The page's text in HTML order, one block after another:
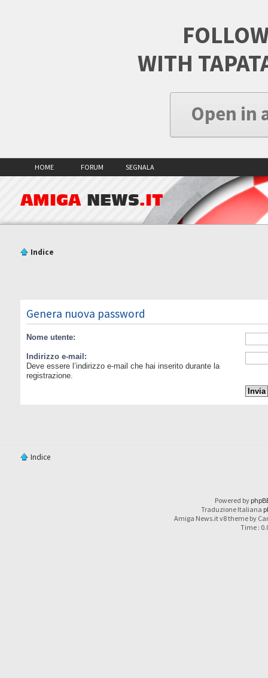
WITH
Open in
HOME FORUM SEGNALA
AMIGA NEWS.IT
Indice
Genera nuova password
Nome utente:
Indirizzo e-mail:
Deve essere l’indirizzo e-mail che hai inserito durante la
registrazione.
Indice
Powered by
Traduzione Italiana
Amiga News.it v8 theme by
Time :